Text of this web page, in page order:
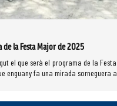
de la Festa Major de 2025
el que serà el programa de la
enguany fa una mirada sorneguera